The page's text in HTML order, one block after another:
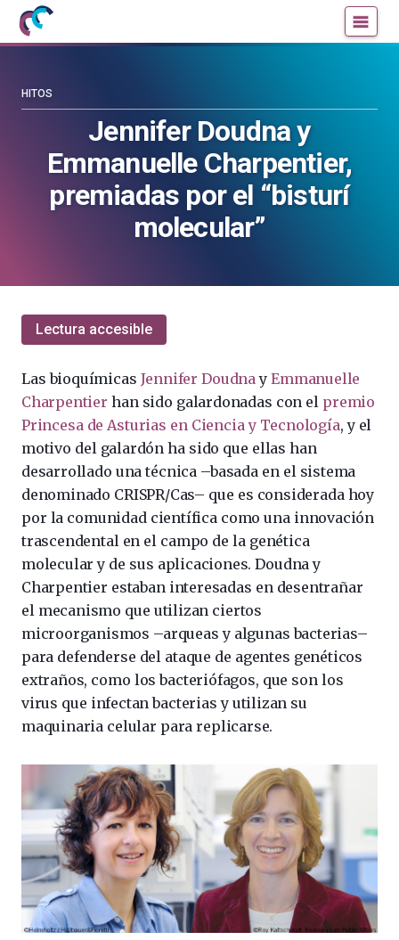
Mujeres
con
blog
Jennifer Doudna y
Emmanuelle Charpentier,
premiadas por el “bisturí
molecular”
HITOS
Lectura accesible
Las bioquímicas Jennifer DoudnayEmmanuelle
Charpentier han sido galardonadas con el premio
Princesa de Asturias en Ciencia y Tecnología, y el
motivo del galardón ha sido que ellas han
desarrollado una técnica –basada en el sistema
denominado CRISPR/Cas– que es considerada hoy
por la comunidad científica como una innovación
trascendental en el campo de la genética
molecular y de sus aplicaciones. Doudna y
Charpentier estaban interesadas en desentrañar
el mecanismo que utilizan ciertos
microorganismos –arqueas y algunas bacterias–
para defenderse del ataque de agentes genéticos
extraños, como los bacteriófagos, que son los
virus que infectan bacterias y utilizan su
maquinaria celular para replicarse.